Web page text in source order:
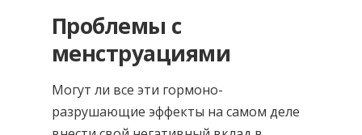
Проблемы с
менструациями
Могут ли все эти гормоно-
разрушающие эффекты на самом деле